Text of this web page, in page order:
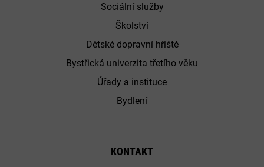
Sociální služby
Školství
Dětské dopravní hřiště
Bystřická univerzita třetího věku
Úřady a instituce
Bydlení
KONTAKT